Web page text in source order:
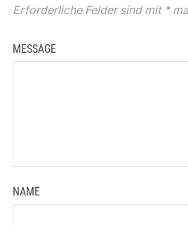
Erforderliche Felder sind mit *
MESSAGE
NAME